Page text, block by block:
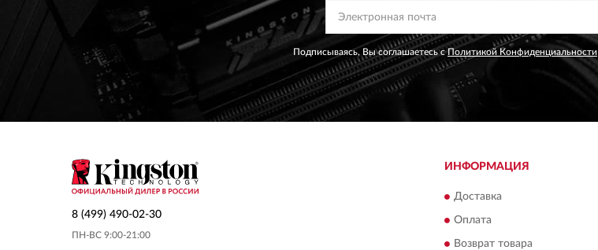
Подписываясь, Вы соглашаетесь сПолитикой Конфиденциальности
8 (499) 490-02-30
ПН-ВС 9:00-21:00
ИНФОРМАЦИЯ
Доставка
Оплата
Возврат товара